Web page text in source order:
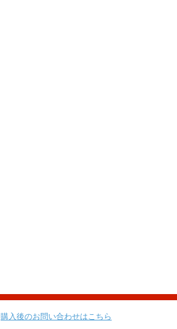
購入後のお問い合わせはこちら